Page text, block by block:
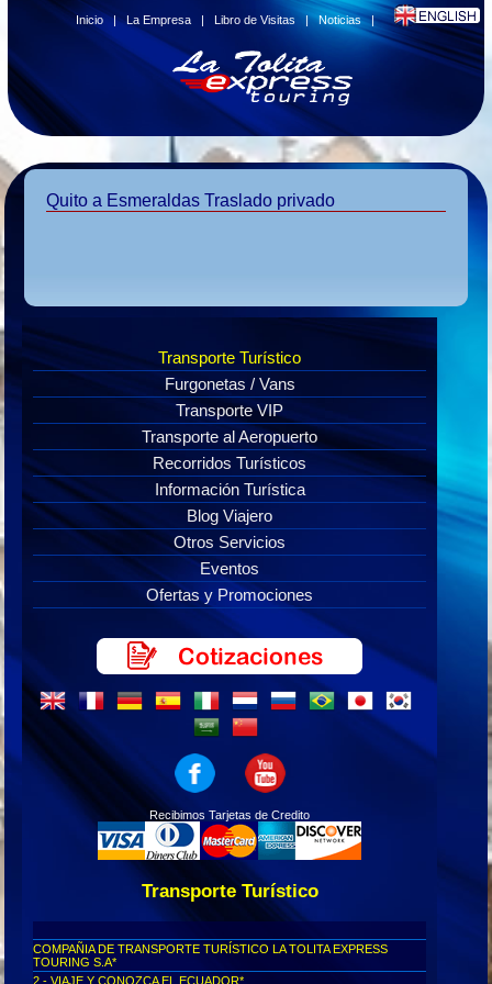
Inicio |La Empresa |Libro de Visitas |Noticias|
Quito a Esmeraldas Traslado privado
Transporte Turístico
Furgonetas / Vans
Transporte VIP
Transporte al Aeropuerto
Recorridos Turísticos
Información Turística
Blog Viajero
Otros Servicios
Eventos
Ofertas y Promociones
Recibimos Tarjetas de Credito
Transporte Turístico
COMPAÑIA DE TRANSPORTE TURÍSTICO LA TOLITA EXPRESS
TOURING S.A*
2.- VIAJE Y CONOZCA EL ECUADOR*